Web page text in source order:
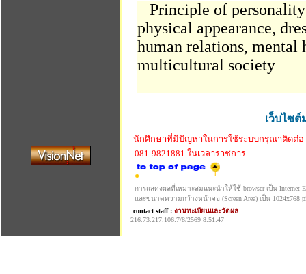
Principle of
physical appearance,
human relations, mental
multicultural society
เว็บไซ
นักศึกษาที่มีปัญหาในการใช้ระบบกรุณาติดต่อ
081-9821881 ในเวลาราชการ
- การแสดงผลที่เหมาะสมแนะนำให้ใช้ browser เป็น Internet
และขนาดความกว้างหน้าจอ (Screen Area) เป็น 1024x768
contact staff : งานทะเบียนและวัดผล
216.73.217.106:7/8/2569 8:51:47